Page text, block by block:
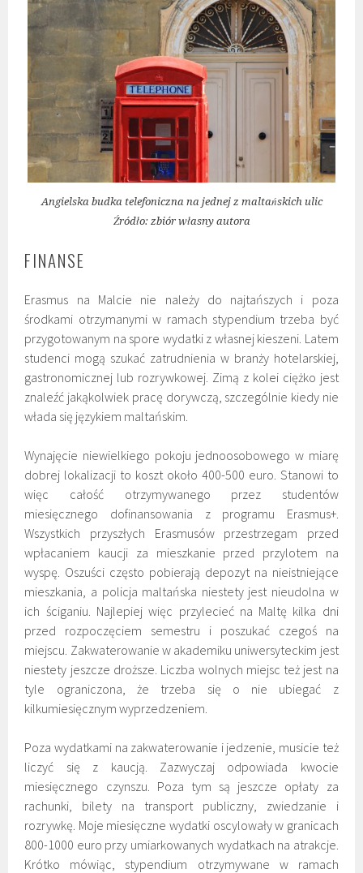
Angielska budka telefoniczna na jednej z maltańskich ulic
Źródło: zbiór własny autora
FINANSE
Erasmus na Malcie nie należy do najtańszych i poza
środkami otrzymanymi w ramach stypendium trzeba być
przygotowanym na spore wydatki z własnej kieszeni. Latem
studenci mogą szukać zatrudnienia w branży hotelarskiej,
gastronomicznej lub rozrywkowej. Zimą z kolei ciężko jest
znaleźć jakąkolwiek pracę dorywczą, szczególnie kiedy nie
włada się językiem maltańskim.
Wynajęcie niewielkiego pokoju jednoosobowego w miarę
dobrej lokalizacji to koszt około 400-500 euro. Stanowi to
więc całość otrzymywanego przez studentów
miesięcznego dofinansowania z programu Erasmus+.
Wszystkich przyszłych Erasmusów przestrzegam przed
wpłacaniem kaucji za mieszkanie przed przylotem na
wyspę. Oszuści często pobierają depozyt na nieistniejące
mieszkania, a policja maltańska niestety jest nieudolna w
ich ściganiu. Najlepiej więc przylecieć na Maltę kilka dni
przed rozpoczęciem semestru i poszukać czegoś na
miejscu. Zakwaterowanie w akademiku uniwersyteckim jest
niestety jeszcze droższe. Liczba wolnych miejsc też jest na
tyle ograniczona, że trzeba się o nie ubiegać z
kilkumiesięcznym wyprzedzeniem.
Poza wydatkami na zakwaterowanie i jedzenie, musicie też
liczyć się z kaucją. Zazwyczaj odpowiada kwocie
miesięcznego czynszu. Poza tym są jeszcze opłaty za
rachunki, bilety na transport publiczny, zwiedzanie i
rozrywkę. Moje miesięczne wydatki oscylowały w granicach
800-1000 euro przy umiarkowanych wydatkach na atrakcje.
Krótko mówiąc, stypendium otrzymywane w ramach